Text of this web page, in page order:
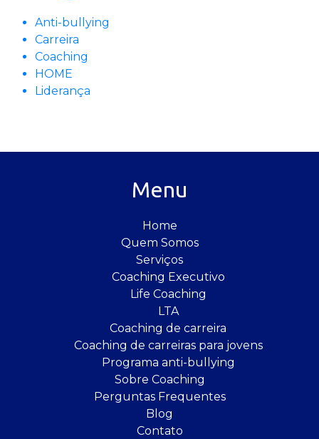
Anti-bullying
Carreira
Coaching
HOME
Liderança
Menu
Home
Quem Somos
Serviços
Coaching Executivo
Life Coaching
LTA
Coaching de carreira
Coaching de carreiras para jovens
Programa anti-bullying
Sobre Coaching
Perguntas Frequentes
Blog
Contato